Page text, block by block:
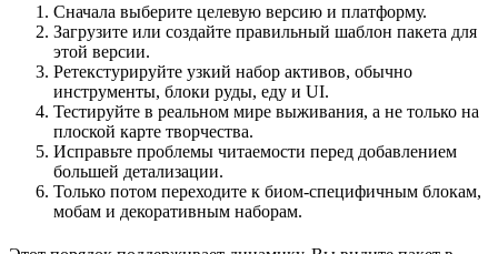
Сначала выберите целевую версию и платформу.
Загрузите или создайте правильный шаблон пакета для
этой версии.
Ретекстурируйте узкий набор активов, обычно
инструменты, блоки руды, еду и UI.
Тестируйте в реальном мире выживания, а не только на
плоской карте творчества.
Исправьте проблемы читаемости перед добавлением
большей детализации.
Только потом переходите к биом-специфичным блокам,
мобам и декоративным наборам.